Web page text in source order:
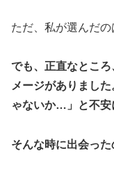
ただ、私が選んだの
でも、正直なとこ
メージがありまし
ゃないか…」と不安
そんな時に出会った